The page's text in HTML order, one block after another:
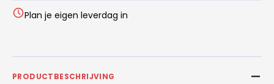
Plan je eigen leverdag in
PRODUCTBESCHRIJVING